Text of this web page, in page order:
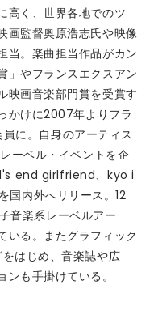
高く、世界各地でのツ
画監督奥原浩志氏や映像
当。楽曲担当作品がカン
」やフランスエクスアン
映画音楽部門賞を受賞す
かけに2007年よりフラ
に。自身のアーティス
ーベル・イベントを企
end girlfriend、kyo i
内外へリリース。12
音楽系レーベルアー
いる。またグラフィック
はじめ、音楽誌や広
も手掛けている。